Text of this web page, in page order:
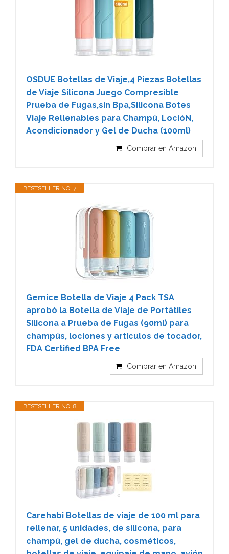
OSDUE Botellas de Viaje,4 Piezas Botellas
de Viaje Silicona Juego Compresible
Prueba de Fugas,sin Bpa,Silicona Botes
Viaje Rellenables para Champú, LocióN,
Acondicionador y Gel de Ducha (100ml)
Comprar en Amazon
BESTSELLER NO. 7
Gemice Botella de Viaje 4 Pack TSA
aprobó la Botella de Viaje de Portátiles
Silicona a Prueba de Fugas (90ml) para
champús, lociones y artículos de tocador,
FDA Certified BPA Free
Comprar en Amazon
BESTSELLER NO. 8
Carehabi Botellas de viaje de 100 ml para
rellenar, 5 unidades, de silicona, para
champú, gel de ducha, cosméticos,